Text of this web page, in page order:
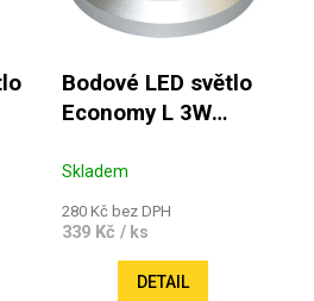
Bodové LED světlo
Economy L 3W
Skladem
280 Kč bez DPH
339 Kč / ks
DETAIL